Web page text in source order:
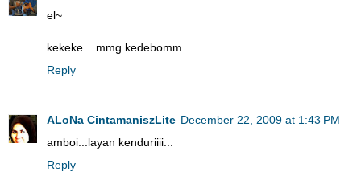
el~
kekeke....mmg kedebomm
Reply
ALoNa CintamaniszLite December 22, 2009 at 1:43 PM
amboi...layan kenduriiii...
Reply